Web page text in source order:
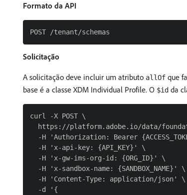
Formato da API
Solicitação
A solicitação deve incluir um atributo allOf que
base é a classe XDM Individual Profile. O $id da
curl -X POST \
https://platform.adobe.io/data/
-H 'Authorization: Bearer
  -H 'x-api-key: {API_KEY}' \
  -H 'x-gw-ims-org-id: {ORG_ID}' \
  -H 'x-sandbox-name: {SANDBOX_NAME}' \
  -H 'Content-Type: application/json' \
  -d '{